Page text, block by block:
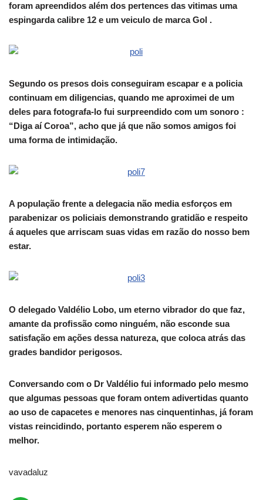
foram apreendidos além dos pertences das vitimas uma
espingarda calibre 12 e um veiculo de marca Gol .
Segundo os presos dois conseguiram escapar e a policia
continuam em diligencias, quando me aproximei de um
deles para fotografa-lo fui surpreendido com um sonoro :
“Diga aí Coroa”, acho que já que não somos amigos foi
uma forma de intimidação.
A população frente a delegacia não media esforços em
parabenizar os policiais demonstrando gratidão e respeito
á aqueles que arriscam suas vidas em razão do nosso bem
estar.
O delegado Valdélio Lobo, um eterno vibrador do que faz,
amante da profissão como ninguém, não esconde sua
satisfação em ações dessa natureza, que coloca atrás das
grades bandidor perigosos.
Conversando com o Dr Valdélio fui informado pelo mesmo
que algumas pessoas que foram ontem adivertidas quanto
ao uso de capacetes e menores nas cinquentinhas, já foram
vistas reincidindo, portanto esperem não esperem o
melhor.
vavadaluz